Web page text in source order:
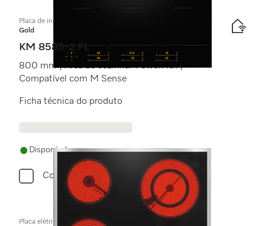
Placa de indução independente do forno
Gold
KM 8585-2 FL
800 mm | Área de cozinhar PowerFlex |
Compatível com M Sense
Ficha técnica do produto
Disponível
Comparar
Placa elétrica independente do forno